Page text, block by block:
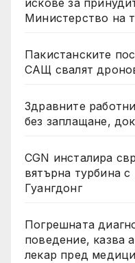
искове за
Министерство на
Пакистанските
САЩ свалят
Здравните
без заплащане,
CGN инсталира
вятърна турбина
Гуангдонг
Погрешната
поведение, казва
лекар пред